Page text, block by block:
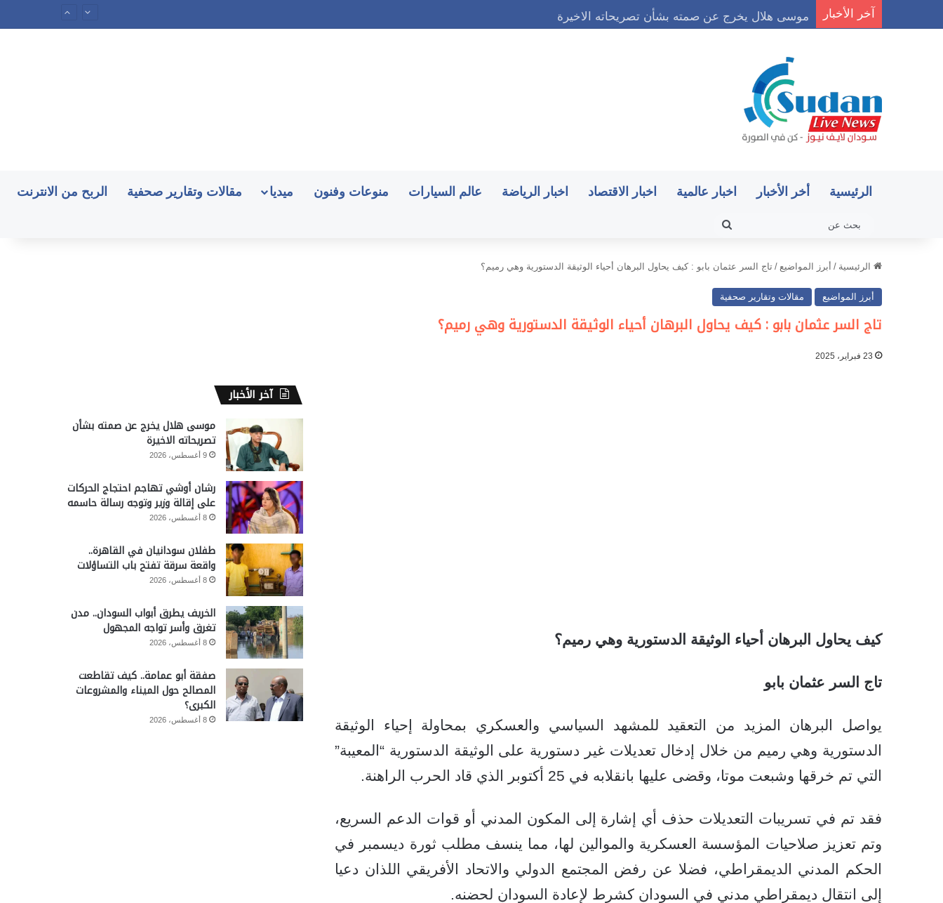
آخر الأخبار موسى هلال يخرج عن صمته بشأن تصريحاته الاخيرة
الرئيسية أخر الأخبار اخبار عالمية اخبار الاقتصاد اخبار الرياضة عالم السيارات منوعات وفنون ميديا مقالات وتقارير صحفية الربح من الانترنت
الرئيسية / أبرز المواضيع / تاج السر عثمان بابو : كيف يحاول البرهان أحياء الوثيقة الدستورية وهي رميم؟
أبرز المواضيع مقالات وتقارير صحفية
تاج السر عثمان بابو : كيف يحاول البرهان أحياء الوثيقة الدستورية وهي رميم؟
23 فبراير، 2025
كيف يحاول البرهان أحياء الوثيقة الدستورية وهي رميم؟
تاج السر عثمان بابو
يواصل البرهان المزيد من التعقيد للمشهد السياسي والعسكري بمحاولة إحياء الوثيقة
الدستورية وهي رميم من خلال إدخال تعديلات غير دستورية على الوثيقة الدستورية “المعيبة”
التي تم خرقها وشبعت موتا، وقضى عليها بانقلابه في 25 أكتوبر الذي قاد الحرب الراهنة.
فقد تم في تسريبات التعديلات حذف أي إشارة إلى المكون المدني أو قوات الدعم السريع،
وتم تعزيز صلاحيات المؤسسة العسكرية والموالين لها، مما ينسف مطلب ثورة ديسمبر في
الحكم المدني الديمقراطي، فضلا عن رفض المجتمع الدولي والاتحاد الأفريقي اللذان دعيا
إلى انتقال ديمقراطي مدني في السودان كشرط لإعادة السودان لحضنه.
آخر الأخبار
موسى هلال يخرج عن صمته بشأن
تصريحاته الاخيرة
9 أغسطس، 2026
رشان أوشي تهاجم احتجاج الحركات
على إقالة وزير وتوجه رسالة حاسمه
8 أغسطس، 2026
طفلان سودانيان في القاهرة..
واقعة سرقة تفتح باب التساؤلات
8 أغسطس، 2026
الخريف يطرق أبواب السودان.. مدن
تغرق وأسر تواجه المجهول
8 أغسطس، 2026
صفقة أبو عمامة.. كيف تقاطعت
المصالح حول الميناء والمشروعات
الكبرى؟
8 أغسطس، 2026